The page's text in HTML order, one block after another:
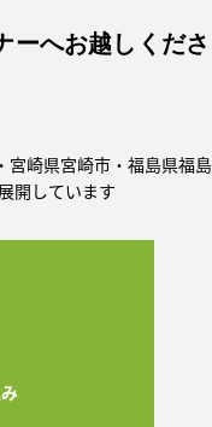
ーへお越しくださ
宮崎県宮崎市・福島県福島
開しています